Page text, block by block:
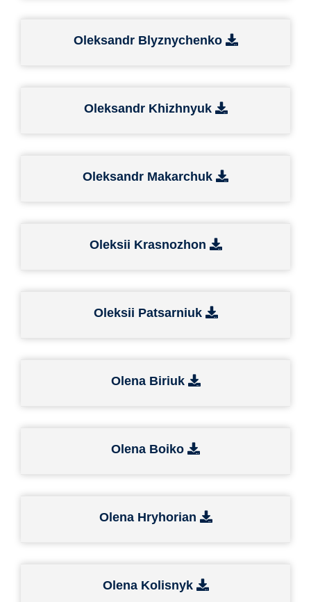
Oleksandr Blyznychenko
Oleksandr Khizhnyuk
Oleksandr Makarchuk
Oleksii Krasnozhon
Oleksii Patsarniuk
Olena Biriuk
Olena Boiko
Olena Hryhorian
Olena Kolisnyk